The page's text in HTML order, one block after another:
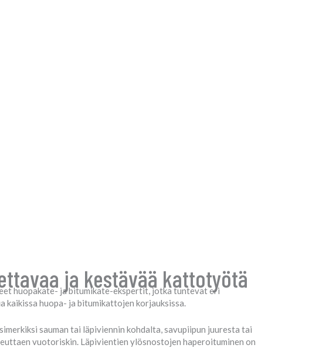
ja kestävää kattotyötä
huopakate- ja bitumikate-ekspertit, jotka tuntevat eri
kaikissa huopa- ja bitumikattojen korjauksissa.
sauman tai läpiviennin kohdalta, savupiipun juuresta tai
vuotoriskin. Läpivientien ylösnostojen haperoituminen on